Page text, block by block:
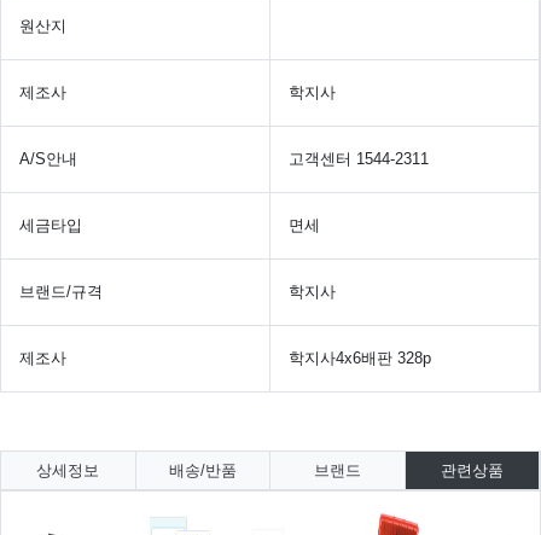
원산지
제조사 학지사
A/S안내 고객센터 1544-2311
세금타입 면세
브랜드/규격 학지사
제조사 학지사4x6배판 328p
상세정보 배송/반품 브랜드 관련상품